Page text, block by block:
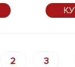
2 3